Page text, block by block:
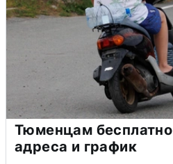
Тюменцам
адреса и график